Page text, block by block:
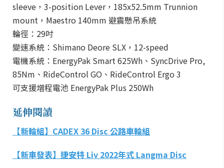
sleeve，3-position Lever，185x52.5mm Trunnion
mount，Maestro 140mm 避震懸吊系統
輪徑：29吋
變速系統：Shimano Deore SLX，12-speed
電機系統：EnergyPak Smart 625Wh、SyncDrive Pro,
85Nm、RideControl GO、RideControl Ergo 3
可支援增程電池 EnergyPak Plus 250Wh
延伸閱讀
【新輪組】CADEX 36 Disc 公路車輪組
【新車發表】捷安特 Liv 2022年式 Langma Disc